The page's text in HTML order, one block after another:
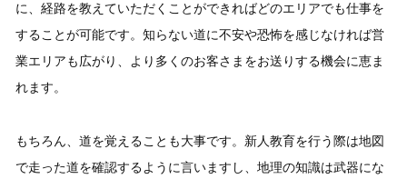
に、経路を教えていただくことができればどのエリアでも仕事を
することが可能です。知らない道に不安や恐怖を感じなければ営
業エリアも広がり、より多くのお客さまをお送りする機会に恵ま
れます。
もちろん、道を覚えることも大事です。新人教育を行う際は地図
で走った道を確認するように言いますし、地理の知識は武器にな